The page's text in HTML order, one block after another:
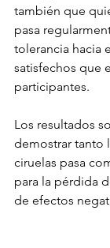
también que
pasa
tolerancia hacia
satisfechos que
participantes.
Los resultados
demostrar tanto
ciruelas pasa
para la pérdida
de efectos